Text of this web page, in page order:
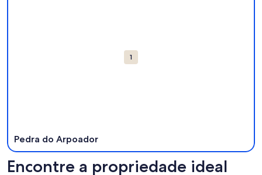
1
Pedra do Arpoador
Encontre a propriedade ideal